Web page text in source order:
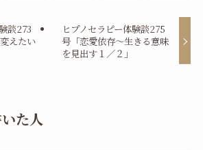
談273
えたい
ヒプノセラピー体験談275
号「恋愛依存～生きる意味
を見出す１／２」
た人